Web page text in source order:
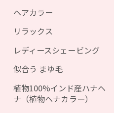
ヘアカラー
リラックス
レディースシェービング
似合う まゆ毛
植物100%インド産ハナヘ
ナ（植物ヘナカラー）